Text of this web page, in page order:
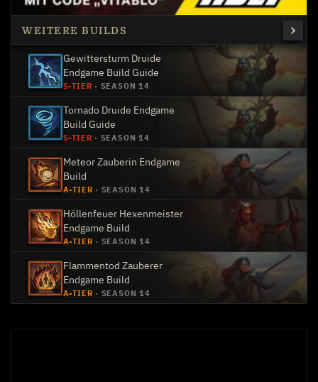
WEITERE BUILDS
Gewittersturm Druide
Endgame Build Guide
S-TIER · SEASON 14
Tornado Druide Endgame
Build Guide
S-TIER · SEASON 14
Meteor Zauberin Endgame
Build
A-TIER · SEASON 14
Höllenfeuer Hexenmeister
Endgame Build
A-TIER · SEASON 14
Flammentod Zauberer
Endgame Build
A-TIER · SEASON 14